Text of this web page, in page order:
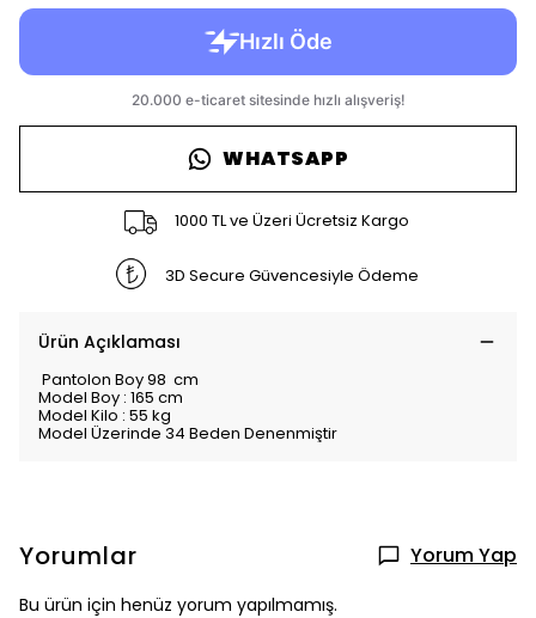
WHATSAPP
1000 TL ve Üzeri Ücretsiz Kargo
3D Secure Güvencesiyle Ödeme
Ürün Açıklaması
Pantolon Boy 98 cm
Model Boy : 165 cm
Model Kilo : 55 kg
Model Üzerinde 34 Beden Denenmiştir
Yorumlar Yorum Yap
Bu ürün için henüz yorum yapılmamış.